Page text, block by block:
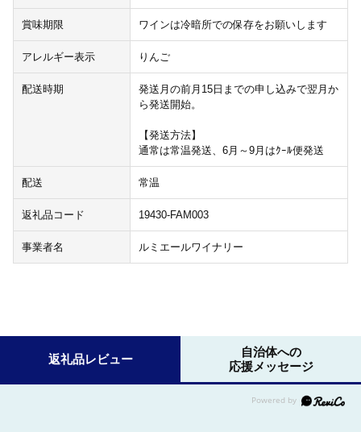
賞味期限 ワインは冷暗所での保存をお願いします
アレルギー表示 りんご
配送時期
発送月の前月15日までの申し込みで翌月か
ら発送開始。
【発送方法】
通常は常温発送、6月～9月はｸｰﾙ便発送
配送 常温
返礼品コード 19430-FAM003
事業者名 ルミエールワイナリー
返礼品レビュー
自治体への
応援メッセージ